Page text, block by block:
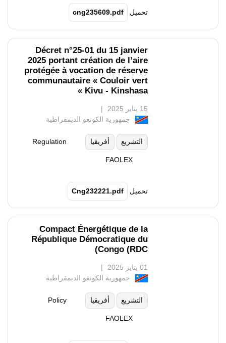
تحميل cng235609.pdf
Décret n°25-01 du 15 janvier
2025 portant création de l’aire
protégée à vocation de réserve
communautaire « Couloir vert
Kivu - Kinshasa »
15 يناير 2025
جمهورية الكونغو الديمقراطية
التشريع أفريقيا Regulation
FAOLEX
تحميل Cng232221.pdf
Compact Énergétique de la
République Démocratique du
Congo (RDC)
01 يناير 2025
جمهورية الكونغو الديمقراطية
التشريع أفريقيا Policy
FAOLEX